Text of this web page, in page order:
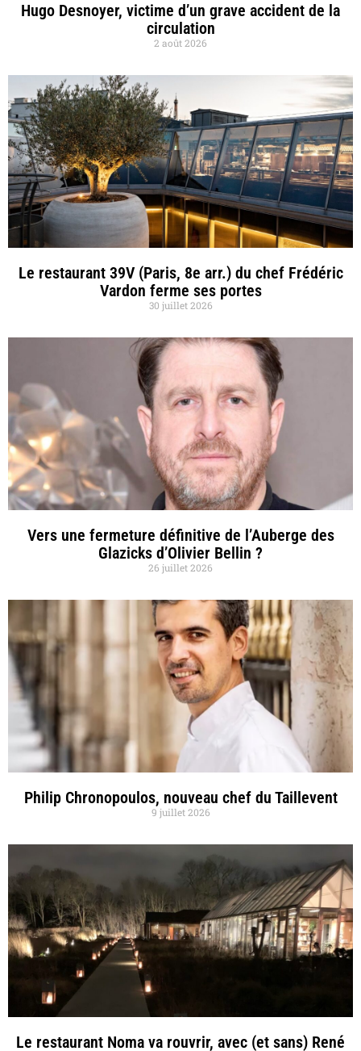
Hugo Desnoyer, victime d’un grave accident de la
circulation
2 août 2026
Le restaurant 39V (Paris, 8e arr.) du chef Frédéric
Vardon ferme ses portes
30 juillet 2026
Vers une fermeture définitive de l’Auberge des
Glazicks d’Olivier Bellin ?
26 juillet 2026
Philip Chronopoulos, nouveau chef du Taillevent
9 juillet 2026
Le restaurant Noma va rouvrir, avec (et sans) René